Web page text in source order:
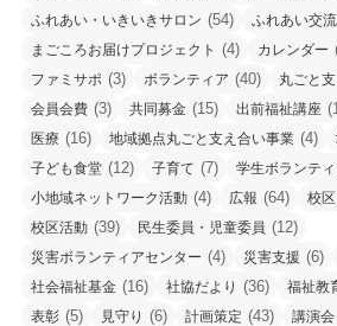
ふれあい・いきいきサロン (54) ふれあい交
まごころお届けプロジェクト (4) カレンダー
ファミサポ (3) ボランティア (40) 丸ごと
会員会費 (3) 共同募金 (15) 出前福祉講座
医療 (16) 地域拠点丸ごと支え合い事業 (4)
子ども食堂 (12) 子育て (7) 学生ボランテ
小地域ネットワーク活動 (4) 広報 (64) 校
校区活動 (39) 民生委員・児童委員 (12)
災害ボランティアセンター (4) 災害支援 (6)
社会福祉基金 (16) 社協だより (36) 福祉教
表彰 (5) 見守り (6) 計画策定 (43) 講演会